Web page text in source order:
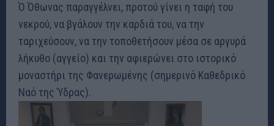
Ό Όθωνας παραγγέλνει, προτού γίνει η ταφή του
νεκρού, να βγάλουν την καρδιά του, να την
ταριχεύσουν, να την τοποθετήσουν μέσα σε αργυρά
λήκυθο (αγγείο) και την αφιερώνει στο ιστορικό
μοναστήρι της Φανερωμένης (σημερινό Καθεδρικό
Ναό της Ύδρας).